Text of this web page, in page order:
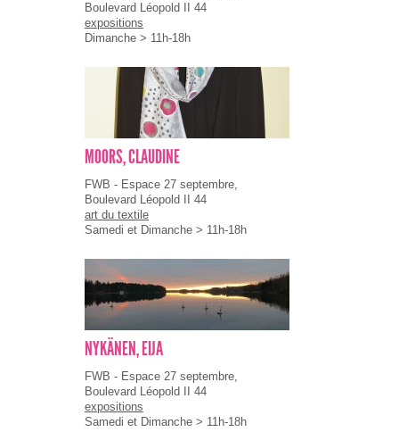
Boulevard Léopold II 44
expositions
Dimanche > 11h-18h
MOORS, CLAUDINE
FWB - Espace 27 septembre,
Boulevard Léopold II 44
art du textile
Samedi et Dimanche > 11h-18h
NYKÄNEN, EIJA
FWB - Espace 27 septembre,
Boulevard Léopold II 44
expositions
Samedi et Dimanche > 11h-18h